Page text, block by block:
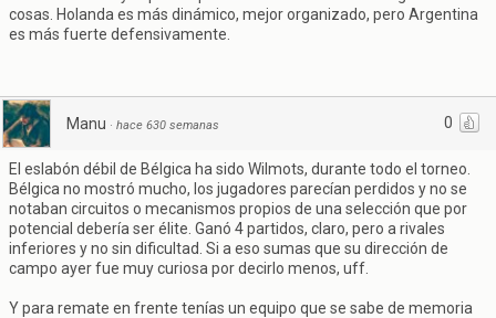
cosas. Holanda es más dinámico, mejor organizado, pero Argentina
es más fuerte defensivamente.
0
Manu · hace 630 semanas
El eslabón débil de Bélgica ha sido Wilmots, durante todo el torneo.
Bélgica no mostró mucho, los jugadores parecían perdidos y no se
notaban circuitos o mecanismos propios de una selección que por
potencial debería ser élite. Ganó 4 partidos, claro, pero a rivales
inferiores y no sin dificultad. Si a eso sumas que su dirección de
campo ayer fue muy curiosa por decirlo menos, uff.
Y para remate en frente tenías un equipo que se sabe de memoria